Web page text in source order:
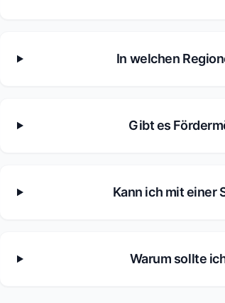
In welchen
Gibt es
Kann ich mit einer
Warum sollte